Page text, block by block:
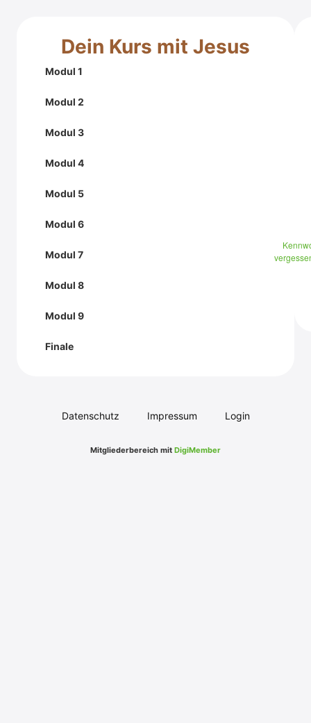
Dein Kurs mit Jesus
Modul 1
Modul 2
Modul 3
Modul 4
Modul 5
Modul 6
Modul 7
Modul 8
Modul 9
Finale
Datenschutz Impressum Login
Mitgliederbereich mit DigiMember